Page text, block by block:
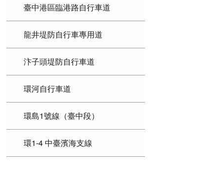
臺中港區臨港路自行車道
龍井堤防自行車專用道
汴子頭堤防自行車道
環河自行車道
環島1號線（臺中段）
環1-4 中臺濱海支線